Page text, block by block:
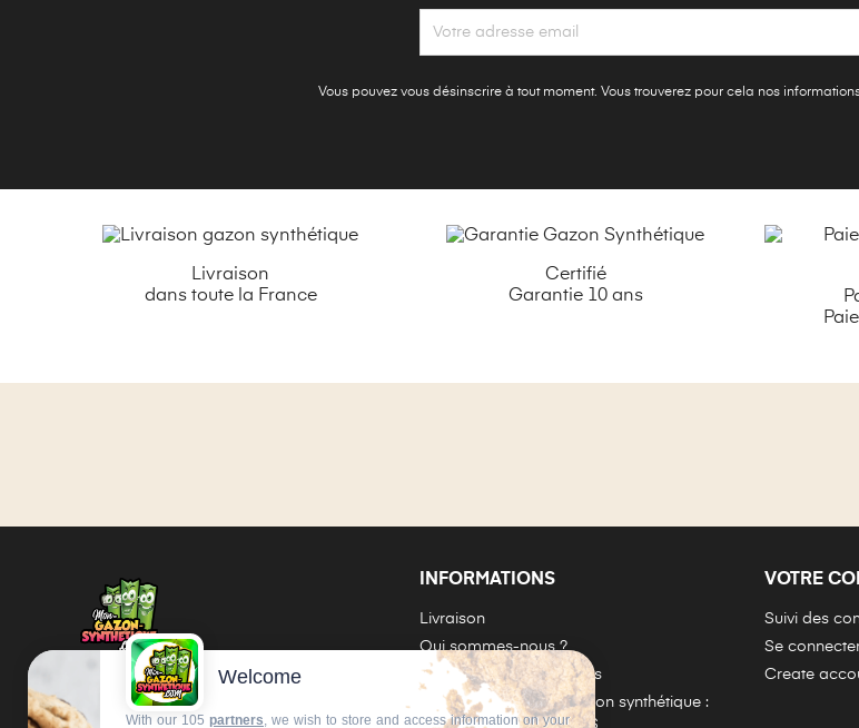
Vous pouvez vous désinscrire à tout moment. Vous trouverez pour cela nos
Livraison
dans toute la France
Certifié
Garantie 10 ans
INFORMATIONS
Livraison
Qui sommes-nous ?
Contrat de Garantie Mgs
Comment poser du gazon synthétique :
méthode complète MGS
VOTRE
Suivi des
Se
Create
Welcome
With our 105 partners, we wish to store and access information on your